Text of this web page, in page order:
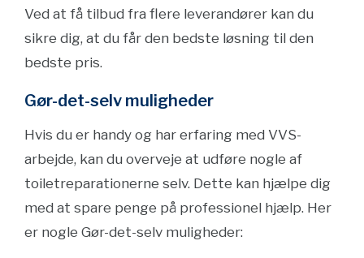
Ved at få tilbud fra flere leverandører kan du
sikre dig, at du får den bedste løsning til den
bedste pris.
Gør-det-selv muligheder
Hvis du er handy og har erfaring med VVS-
arbejde, kan du overveje at udføre nogle af
toiletreparationerne selv. Dette kan hjælpe dig
med at spare penge på professionel hjælp. Her
er nogle Gør-det-selv muligheder: